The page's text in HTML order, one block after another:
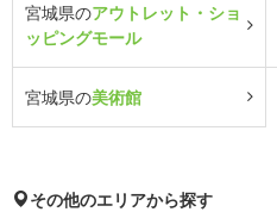
宮城県のアウトレット・ショ
ッピングモール
宮城県の美術館
その他のエリアから探す